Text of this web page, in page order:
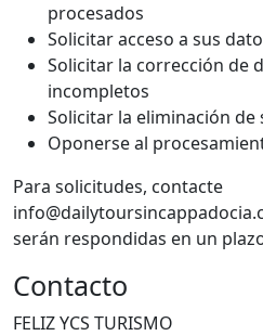
procesados
Solicitar acceso a sus
Solicitar la corrección de
incompletos
Solicitar la eliminación de
Oponerse al
Para solicitudes, contacte
serán respondidas en un
Contacto
FELIZ YCS TURISMO